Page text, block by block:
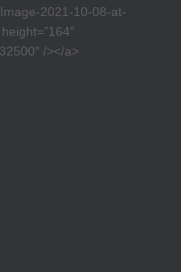
2021-10-08-at-
/></a>